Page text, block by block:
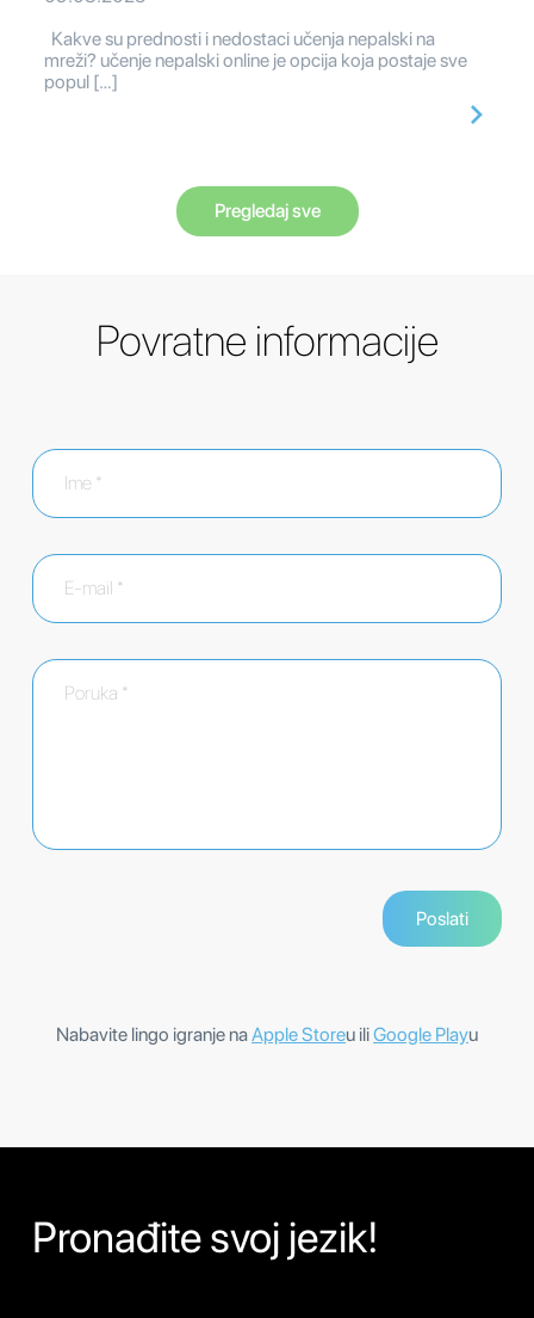
Kakve su prednosti i nedostaci učenja nepalski na
mreži? učenje nepalski online je opcija koja postaje sve
popul […]
Pregledaj sve
Povratne informacije
Nabavite lingo igranje naApple Storeu iliGoogle Playu
Pronađite svoj jezik!